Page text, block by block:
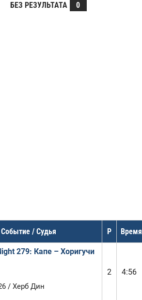
БЕЗ РЕЗУЛЬТАТА 0
Событие / Судья Р Время
279: Капе – Хоригучи
2
4:56
/ Херб Дин